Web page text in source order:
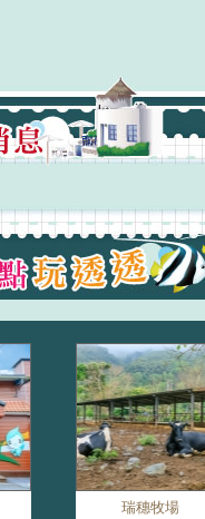
瑞穗牧場